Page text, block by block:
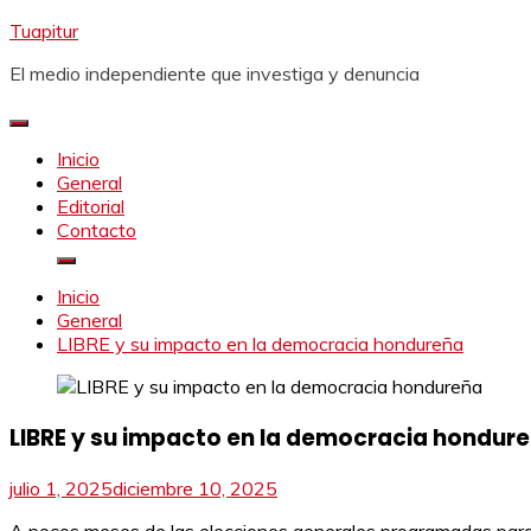
Saltar
contenido
Tuapitur
El medio independiente que investiga y denuncia
Inicio
General
Editorial
Contacto
Inicio
General
LIBRE y su impacto en la democracia hondureña
LIBRE y su impacto en la democracia
julio 1, 2025diciembre 10, 2025